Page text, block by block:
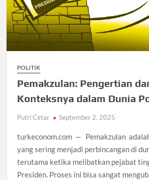
POLITIK
Pemakzulan: Pengertian
Konteksnya dalam Dunia
Putri Cetar September 2, 2025
turkeconom.com — Pemakzulan
yang sering menjadi perbincangan di
terutama ketika melibatkan pejabat
Presiden. Proses ini bisa sangat